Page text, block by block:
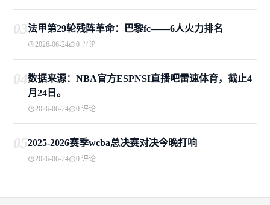
03法甲第29轮残阵革命：巴黎fc——6人火力排名
2026-06-24 0 评论
04数据来源：NBA官方ESPNSI直播吧雷速体育，截止4
月24日。
2026-06-24 0 评论
052025-2026赛季wcba总决赛对决今晚打响
2026-06-24 0 评论